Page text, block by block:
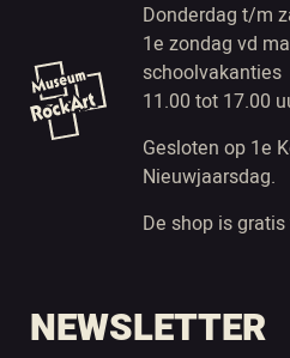
Donderdag t/m
1e zondag vd
schoolvakanties
11.00 tot 17.00
Gesloten op 1e
Nieuwjaarsdag.
De shop is
NEWSLETTER